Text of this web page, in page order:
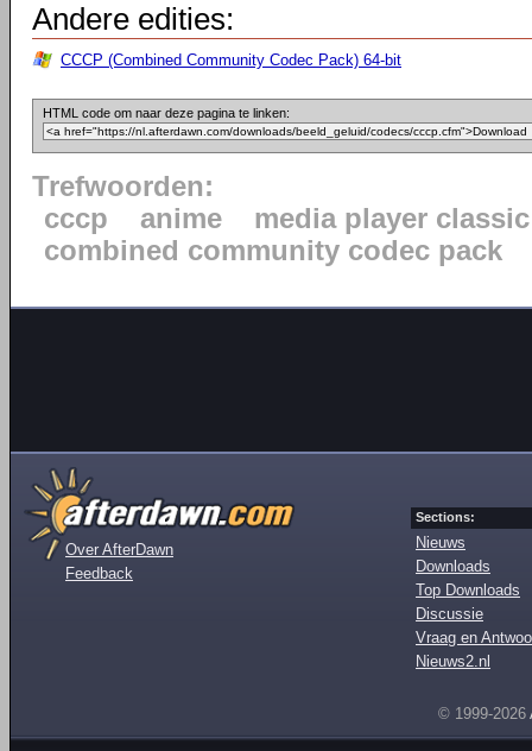
Andere edities:
CCCP (Combined Community Codec Pack) 64-bit
HTML code om naar deze pagina te linken:
Trefwoorden:
cccp
anime
media player classic
combined community codec pack
Over AfterDawn
Feedback
Sections:
Nieuws
Downloads
Top Downloads
Discussie
Vraag en
Nieuws2.nl
© 1999-2026